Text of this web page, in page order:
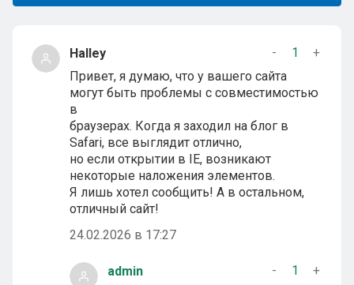
Halley - 1
+
Привет, я думаю, что у вашего сайта
могут быть проблемы с совместимостью
в
браузерах. Когда я заходил на блог в
Safari, все выглядит отлично,
но если открытии в IE, возникают
некоторые наложения элементов.
Я лишь хотел сообщить! А в остальном,
отличный сайт!
24.02.2026 в 17:27
admin - 1
+